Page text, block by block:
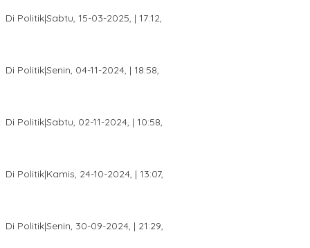
Di Politik|Sabtu, 15-03-2025, | 17:12,
Di Politik|Senin, 04-11-2024, | 18:58,
Di Politik|Sabtu, 02-11-2024, | 10:58,
Di Politik|Kamis, 24-10-2024, | 13:07,
Di Politik|Senin, 30-09-2024, | 21:29,